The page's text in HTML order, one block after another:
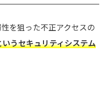
を狙った不正アクセスの
いうセキュリティシステム